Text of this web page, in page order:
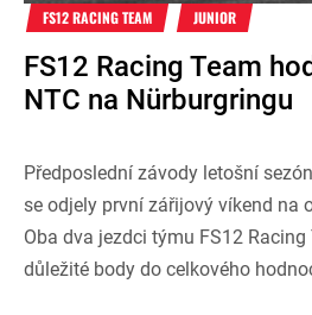
FS12 RACING TEAM JUNIOR
FS12 Racing Team
NTC na Nürburgringu
Předposlední závody letošní
se odjely první zářijový víkend na
Oba dva jezdci týmu FS12
důležité body do celkového